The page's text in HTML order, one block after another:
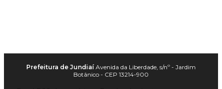
Prefeitura de Jundiaí Avenida da Liberdade, s/nº - Jardim
Botânico - CEP 13214-900